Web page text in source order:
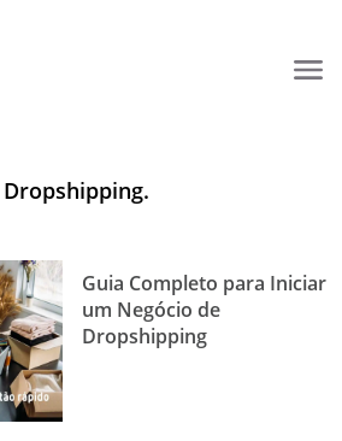
Guia Completo para Iniciar
um Negócio de
Dropshipping